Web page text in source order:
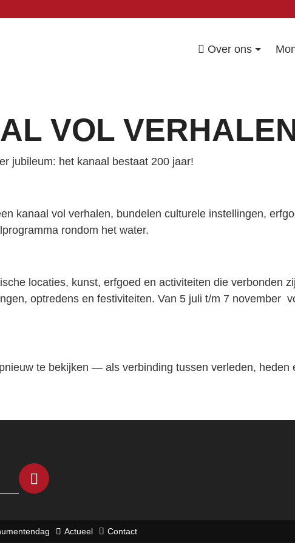
Over ons
VOL
jubileum: het kanaal bestaat 200 jaar!
kanaal vol verhalen, bundelen culturele instellingen,
rondom het water.
locaties, kunst, erfgoed en activiteiten die verbonden
optredens en festiviteiten. Van 5 juli t/m 7 november
te bekijken — als verbinding tussen verleden, heden
Actueel Contact